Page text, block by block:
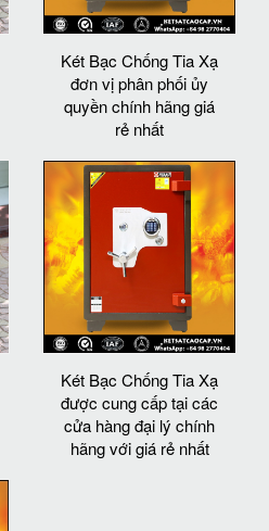
Két Bạc Chống Tia Xạ
đơn vị phân phối ủy
quyền chính hãng giá
rẻ nhất
Két Bạc Chống Tia Xạ
được cung cấp tại các
cửa hàng đại lý chính
hãng với giá rẻ nhất